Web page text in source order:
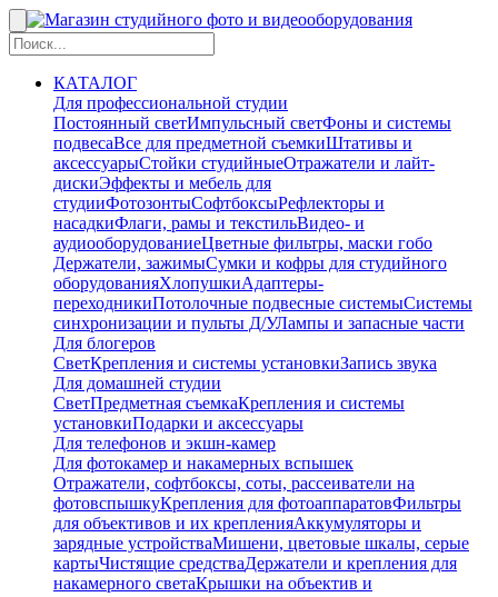
КАТАЛОГ
Для профессиональной студии
Постоянный светИмпульсный светФоны и системы
подвесаВсе для предметной съемкиШтативы и
аксессуарыСтойки студийныеОтражатели и лайт-
дискиЭффекты и мебель для
студииФотозонтыСофтбоксыРефлекторы и
насадкиФлаги, рамы и текстильВидео- и
аудиооборудованиеЦветные фильтры, маски гобо
Держатели, зажимыСумки и кофры для студийного
оборудованияХлопушкиАдаптеры-
переходникиПотолочные подвесные системыСистемы
синхронизации и пульты Д/УЛампы и запасные части
Для блогеров
СветКрепления и системы установкиЗапись звука
Для домашней студии
СветПредметная съемкаКрепления и системы
установкиПодарки и аксессуары
Для телефонов и экшн-камер
Для фотокамер и накамерных вспышек
Отражатели, софтбоксы, соты, рассеиватели на
фотовспышкуКрепления для фотоаппаратовФильтры
для объективов и их крепленияАккумуляторы и
зарядные устройстваМишени, цветовые шкалы, серые
картыЧистящие средстваДержатели и крепления для
накамерного светаКрышки на объектив и